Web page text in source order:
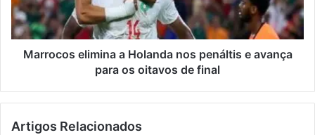
e
avança
para
Marrocos elimina a Holanda nos penáltis e avança
para os oitavos de final
Artigos Relacionados